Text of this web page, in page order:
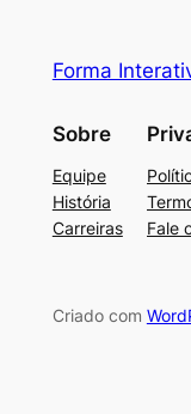
Forma
Sobre
Equipe
História
Carreiras
Fale
Criado com